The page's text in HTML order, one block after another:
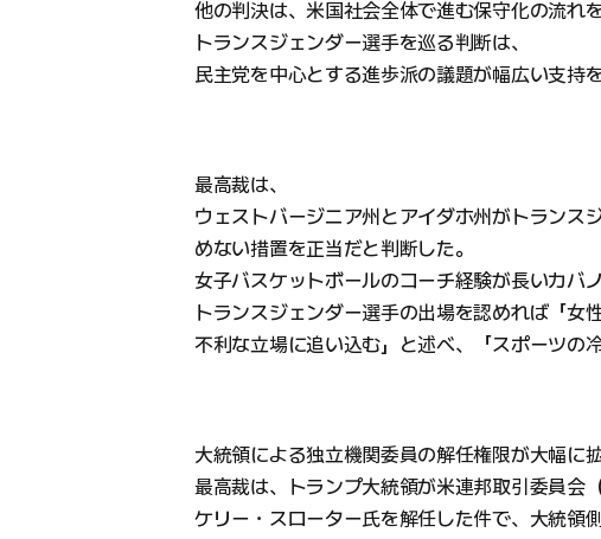
他の判決は、米国社会全体で進む保守化の流れを
トランスジェンダー選手を巡る判断は、
民主党を中心とする進歩派の議題が幅広い支持
最高裁は、
ウェストバージニア州とアイダホ州がトランス
めない措置を正当だと判断した。
女子バスケットボールのコーチ経験が長いカバノ
トランスジェンダー選手の出場を認めれば「女
不利な立場に追い込む」と述べ、「スポーツの
大統領による独立機関委員の解任権限が大幅に
最高裁は、トランプ大統領が米連邦取引委員会
ケリー・スローター氏を解任した件で、大統領